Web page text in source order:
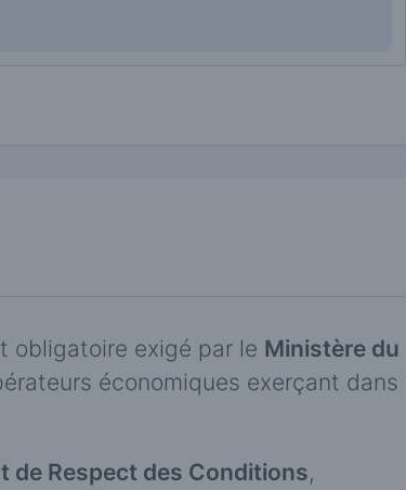
obligatoire exigé par le Ministère du
économiques exerçant dans
de Respect des Conditions,